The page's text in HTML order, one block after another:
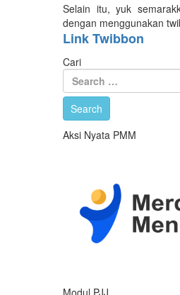
Selain itu, yuk
dengan menggunakan
Link Twibbon
Cari
Aksi Nyata PMM